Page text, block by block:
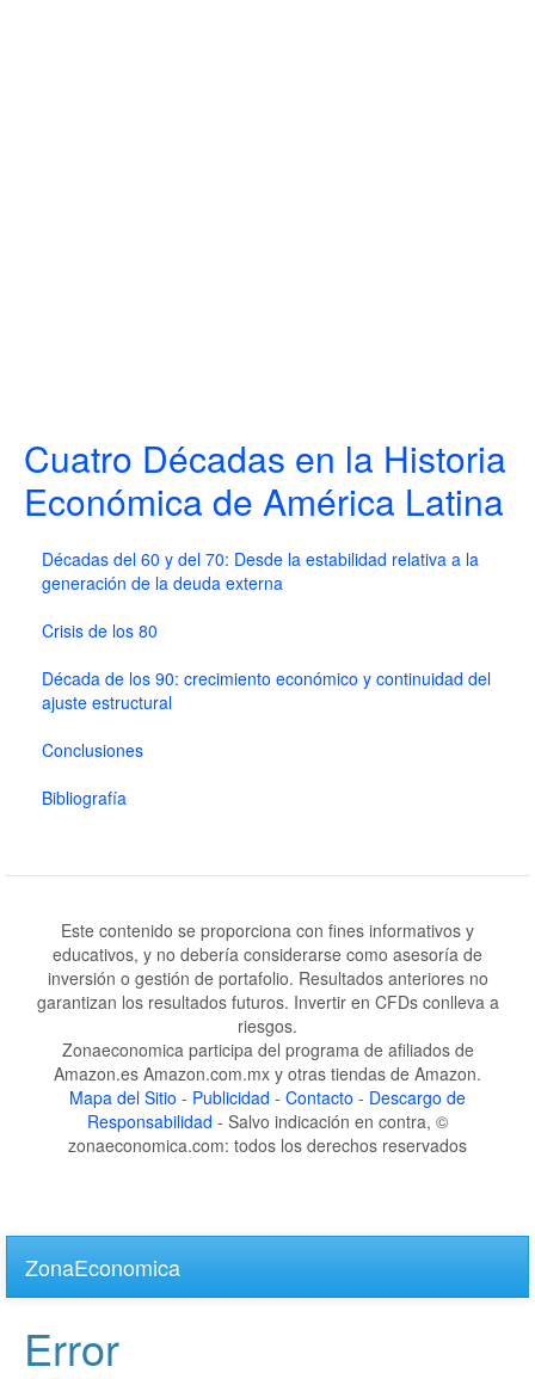
Cuatro Décadas en la Historia
Económica de América Latina
Décadas del 60 y del 70: Desde la estabilidad relativa a la
generación de la deuda externa
Crisis de los 80
Década de los 90: crecimiento económico y continuidad del
ajuste estructural
Conclusiones
Bibliografía
Este contenido se proporciona con fines informativos y
educativos, y no debería considerarse como asesoría de
inversión o gestión de portafolio. Resultados anteriores no
garantizan los resultados futuros. Invertir en CFDs conlleva a
riesgos.
Zonaeconomica participa del programa de afiliados de
Amazon.es Amazon.com.mx y otras tiendas de Amazon.
Mapa del Sitio - Publicidad - Contacto - Descargo de
Responsabilidad - Salvo indicación en contra, ©
zonaeconomica.com: todos los derechos reservados
main
content
ZonaEconomica
Error